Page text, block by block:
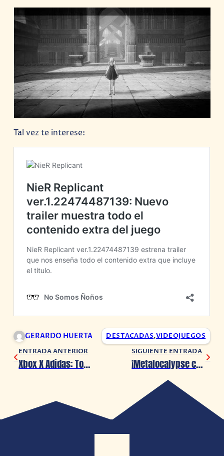
Tal vez te interese:
GERARDO HUERTA DESTACADAS,VIDEOJUEGOS
ENTRADA ANTERIOR
Xbox X Adidas: Todo apunta al lanzamiento de tenis inspirados en las consolas de Microsoft
SIGUIENTE ENTRADA
¡Metalocalypse confirma una nueva película!